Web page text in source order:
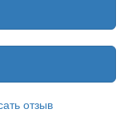
отзыв